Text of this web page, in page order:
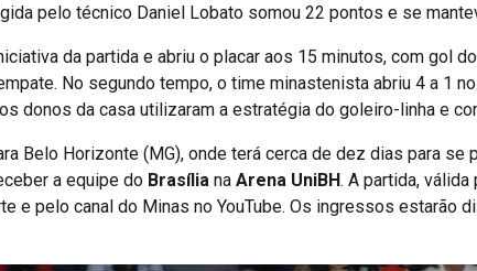
pelo técnico Daniel Lobato somou 22 pontos e se
da partida e abriu o placar aos 15 minutos, com gol
No segundo tempo, o time minastenista abriu 4 a 1
donos da casa utilizaram a estratégia do goleiro-linha e
Belo Horizonte (MG), onde terá cerca de dez dias para se
a equipe do Brasília na Arena UniBH. A partida, válida
e pelo canal do Minas no YouTube. Os ingressos estarão